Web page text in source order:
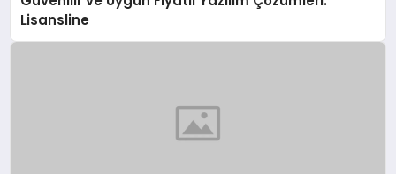
Lisansline